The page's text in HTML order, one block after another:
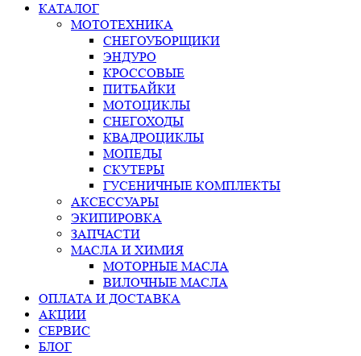
КАТАЛОГ
МОТОТЕХНИКА
СНЕГОУБОРЩИКИ
ЭНДУРО
КРОССОВЫЕ
ПИТБАЙКИ
МОТОЦИКЛЫ
СНЕГОХОДЫ
КВАДРОЦИКЛЫ
МОПЕДЫ
СКУТЕРЫ
ГУСЕНИЧНЫЕ КОМПЛЕКТЫ
АКСЕССУАРЫ
ЭКИПИРОВКА
ЗАПЧАСТИ
МАСЛА И ХИМИЯ
МОТОРНЫЕ МАСЛА
ВИЛОЧНЫЕ МАСЛА
ОПЛАТА И ДОСТАВКА
АКЦИИ
СЕРВИС
БЛОГ